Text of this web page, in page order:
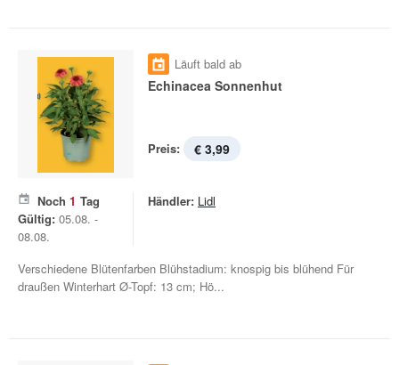
Läuft bald ab
Echinacea Sonnenhut
Preis: € 3,99
Noch 1 Tag
Gültig: 05.08. -
08.08.
Händler: Lidl
Verschiedene Blütenfarben Blühstadium: knospig bis blühend Für
draußen Winterhart Ø-Topf: 13 cm; Hö...